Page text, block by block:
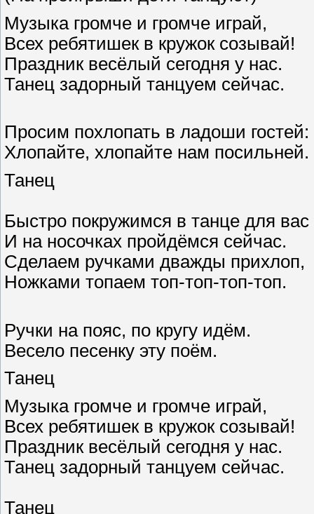
Музыка громче и громче играй,
Всех ребятишек в кружок созывай!
Праздник весёлый сегодня у нас.
Танец задорный танцуем сейчас.
Просим похлопать в ладоши гостей:
Хлопайте, хлопайте нам посильней.
Танец
Быстро покружимся в танце для вас
И на носочках пройдёмся сейчас.
Сделаем ручками дважды прихлоп,
Ножками топаем топ-топ-топ-топ.
Ручки на пояс, по кругу идём.
Весело песенку эту поём.
Танец
Музыка громче и громче играй,
Всех ребятишек в кружок созывай!
Праздник весёлый сегодня у нас.
Танец задорный танцуем сейчас.
Танец